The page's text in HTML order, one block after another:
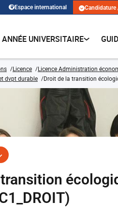
Espace international
ANNÉE UNIVERSITAIRE
Licence Licence Administration
dvpt durable
Droit de la transition